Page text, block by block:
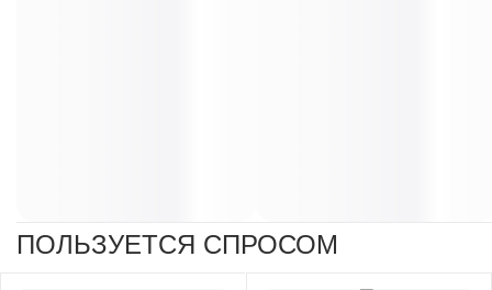
ПОЛЬЗУЕТСЯ СПРОСОМ